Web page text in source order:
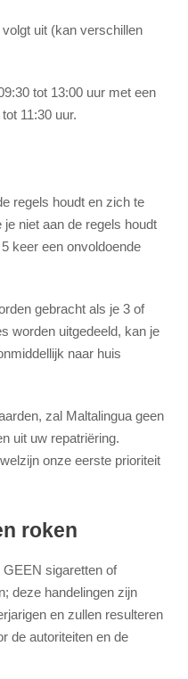
uit (kan verschillen
tot 13:00 uur met een
11:30 uur.
regels houdt en zich te
niet aan de regels houdt
keer een onvoldoende
gebracht als je 3 of
worden uitgedeeld, kan je
naar huis
zal Maltalingua geen
uit uw repatriëring.
onze eerste prioriteit
roken
sigaretten of
deze handelingen zijn
en zullen resulteren
de autoriteiten en de